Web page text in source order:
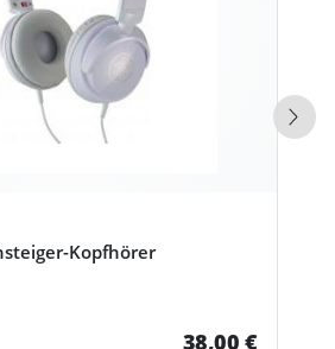
Kopfhörer
38,00 €